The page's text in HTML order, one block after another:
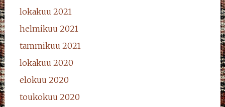
lokakuu 2021
helmikuu 2021
tammikuu 2021
lokakuu 2020
elokuu 2020
toukokuu 2020